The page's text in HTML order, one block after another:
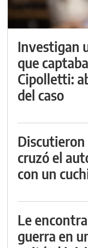
Investigan
que
Cipolletti:
del caso
Discutieron
cruzó el
con un
Le
guerra en